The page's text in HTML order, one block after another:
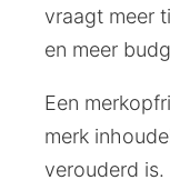
vraagt meer
en meer
Een
merk
verouderd is.